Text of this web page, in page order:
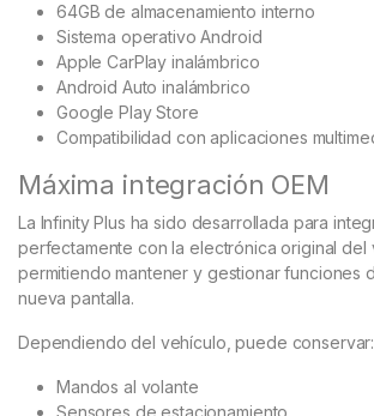
64GB de almacenamiento interno
Sistema operativo Android
Apple CarPlay inalámbrico
Android Auto inalámbrico
Google Play Store
Compatibilidad con aplicaciones
Máxima integración OEM
La Infinity Plus ha sido desarrollada para
perfectamente con la electrónica original del
permitiendo mantener y gestionar funciones
nueva pantalla.
Dependiendo del vehículo, puede conservar:
Mandos al volante
Sensores de estacionamiento